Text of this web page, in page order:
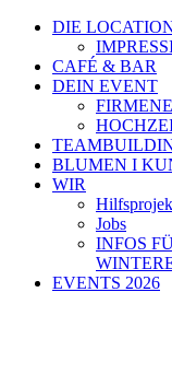
DIE
CAFÉ & BAR
DEIN EVENT
BLUMEN I
WIR
Jobs
INFOS
EVENTS 2026